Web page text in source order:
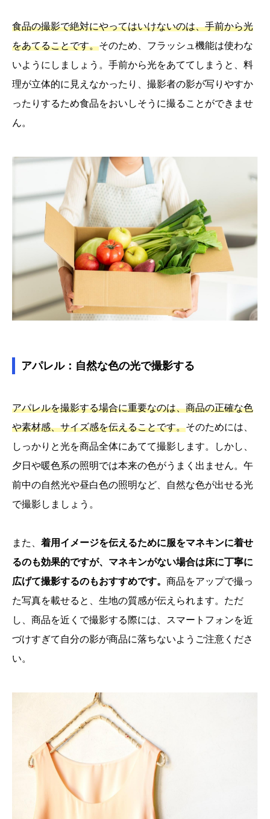
食品の撮影で絶対にやってはいけないのは、手前から光
をあてることです。そのため、フラッシュ機能は使わな
いようにしましょう。手前から光をあててしまうと、料
理が立体的に見えなかったり、撮影者の影が写りやすか
ったりするため食品をおいしそうに撮ることができませ
ん。
アパレル：自然な色の光で撮影する
アパレルを撮影する場合に重要なのは、商品の正確な色
や素材感、サイズ感を伝えることです。そのためには、
しっかりと光を商品全体にあてて撮影します。しかし、
夕日や暖色系の照明では本来の色がうまく出ません。午
前中の自然光や昼白色の照明など、自然な色が出せる光
で撮影しましょう。
また、 着用イメージを伝えるために服をマネキンに着せ
るのも効果的ですが、マネキンがない場合は床に丁寧に
広げて撮影するのもおすすめです。 商品をアップで撮っ
た写真を載せると、生地の質感が伝えられます。ただ
し、商品を近くで撮影する際には、スマートフォンを近
づけすぎて自分の影が商品に落ちないようご注意くださ
い。